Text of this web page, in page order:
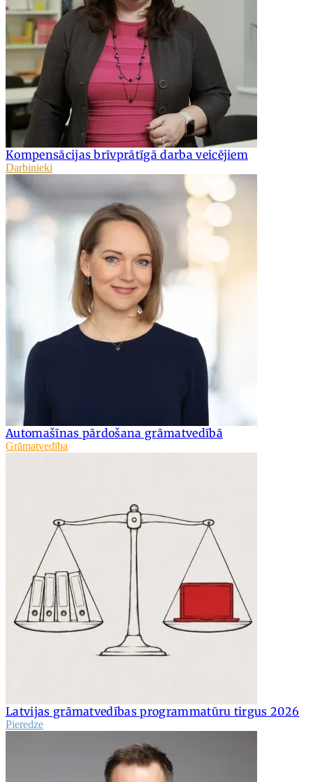
Kompensācijas brīvprātīgā darba veicējiem
Darbinieki
Automašīnas pārdošana grāmatvedībā
Grāmatvedība
Latvijas grāmatvedības programmatūru tirgus 2026
Pieredze